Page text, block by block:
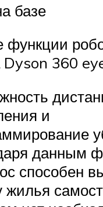
базе
функции
360
и
данным
способен
жилья